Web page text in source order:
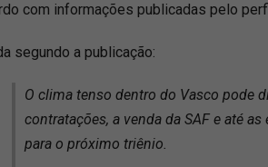
com informações publicadas pelo
segundo a publicação:
O clima tenso dentro do Vasco pode
contratações, a venda da SAF e até
para o próximo triênio.